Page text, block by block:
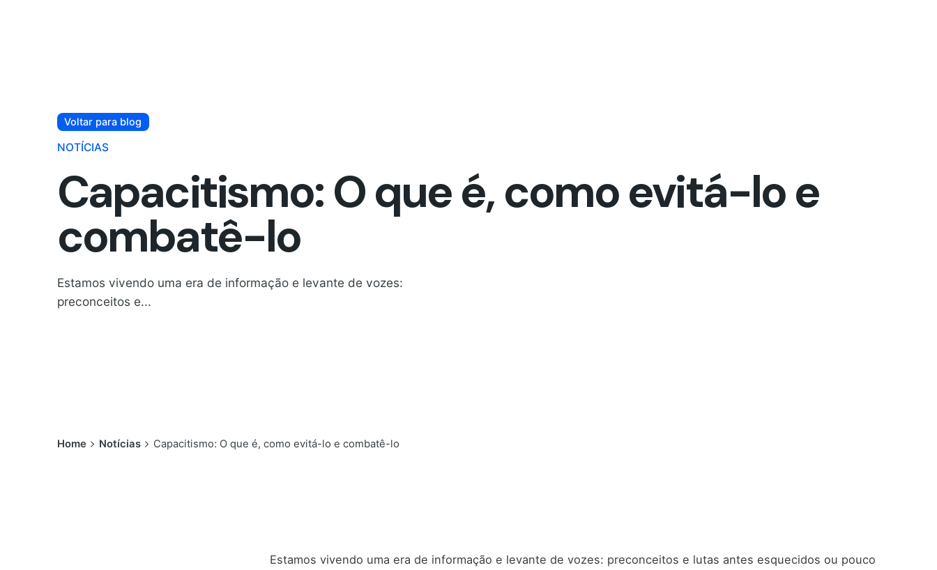
Voltar para blog
NOTÍCIAS
Capacitismo: O que é, como evitá-lo e
combatê-lo
Estamos vivendo uma era de informação e levante de vozes:
preconceitos e...
Home Notícias Capacitismo: O que é, como evitá-lo e combatê-lo
Estamos vivendo uma era de informação e levante de vozes: preconceitos e lutas antes esquecidos ou pouco